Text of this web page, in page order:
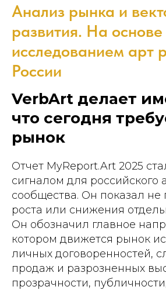
Анализ рынка и
развития. На основе
исследованием арт
России
VerbArt делает
что сегодня
рынок
Отчет MyReport.Art 2025
сигналом для российского
сообщества. Он показал
роста или снижения
Он обозначил главное
котором движется рынок
личных договоренностей,
продаж и разрозненных
прозрачности,